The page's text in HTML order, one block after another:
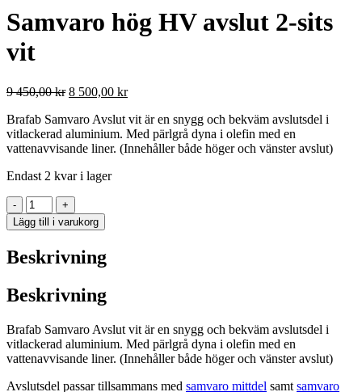
Samvaro hög HV avslut 2-sits
vit
9 450,00kr Det
priset
var:
9
8 500,00 krDet
priset
är:
8
Brafab Samvaro Avslut vit är en snygg och bekväm avslutsdel i
vitlackerad aluminium. Med pärlgrå dyna i olefin med en
vattenavvisande liner. (Innehåller både höger och vänster avslut)
Endast 2 kvar i lager
-
Samvaro
hög
HV
2-
vit
mängd
+
Lägg till i varukorg
Beskrivning
Beskrivning
Brafab Samvaro Avslut vit är en snygg och bekväm avslutsdel i
vitlackerad aluminium. Med pärlgrå dyna i olefin med en
vattenavvisande liner. (Innehåller både höger och vänster avslut)
Avslutsdel passar tillsammans med samvaro mittdel samt samvaro